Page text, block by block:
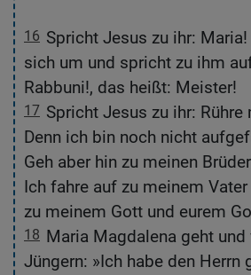
16 Spricht Jesus zu ihr:
sich um und spricht zu ihm
Rabbuni!, das heißt: Meister!
17 Spricht Jesus zu ihr: Rühre
Denn ich bin noch nicht
Geh aber hin zu meinen
Ich fahre auf zu meinem
zu meinem Gott und eurem
18 Maria Magdalena geht
Jüngern: »Ich habe den Herrn